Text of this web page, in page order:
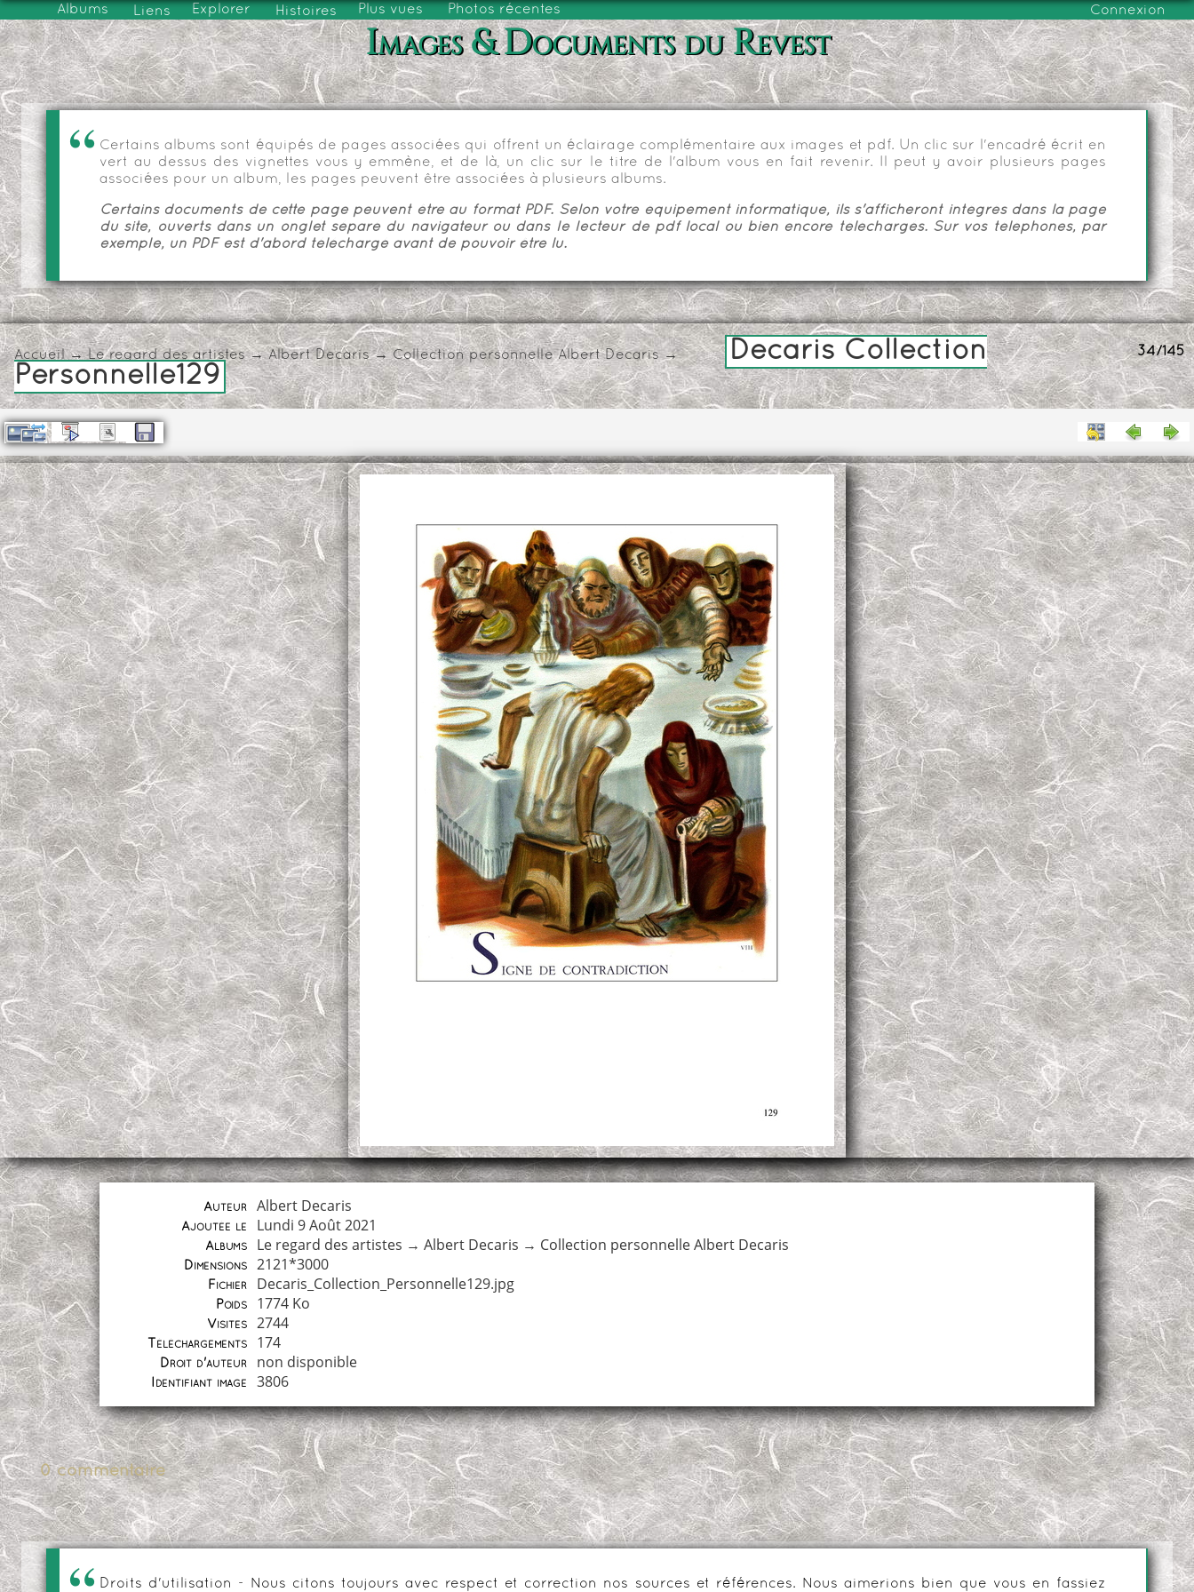
Albums Liens Explorer Histoires Plus vues Photos récentes Connexion
Images & Documents du Revest
Certains albums sont équipés de pages associées qui offrent un éclairage complémentaire aux images et pdf. Un clic sur l'encadré écrit en
vert au dessus des vignettes vous y emmène, et de là, un clic sur le titre de l'album vous en fait revenir. Il peut y avoir plusieurs pages
associées pour un album, les pages peuvent être associées à plusieurs albums.
Certains documents de cette page peuvent être au format PDF. Selon votre équipement informatique, ils s'afficheront intégrés dans la page
du site, ouverts dans un onglet séparé du navigateur ou dans le lecteur de pdf local ou bien encore téléchargés. Sur vos téléphones, par
exemple, un PDF est d'abord téléchargé avant de pouvoir être lu.
34/145
Accueil→Le regard des artistes→Albert Decaris→ Collection personnelle Albert Decaris→
Decaris Collection
Personnelle129
Auteur Albert Decaris
Ajoutée le Lundi 9 Août 2021
Albums Le regard des artistes → Albert Decaris → Collection personnelle Albert Decaris
Dimensions 2121*3000
Fichier Decaris_Collection_Personnelle129.jpg
Poids 1774 Ko
Visites 2744
Téléchargements 174
Droit d'auteur non disponible
Identifiant image 3806
0 commentaire
Droits d'utilisation - Nous citons toujours avec respect et correction nos sources et références. Nous aimerions bien que vous en fassiez